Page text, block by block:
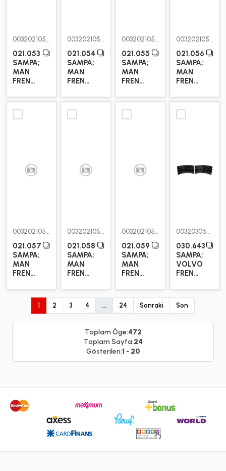
0032021053
021.053
SAMPA;
MAN
FREN
0032021054
021.054
SAMPA;
MAN
FREN
0032021055
021.055
SAMPA;
MAN
FREN
0032021056
021.056
SAMPA;
MAN
FREN
0032021057
021.057
SAMPA;
MAN
FREN
0032021058
021.058
SAMPA;
MAN
FREN
0032021059
021.059
SAMPA;
MAN
FREN
0032030643
030.643
SAMPA;
VOLVO
FREN
SETİ,
FREN
KAMPANASI
1 2 3 4 ... 24 Sonraki Son
Toplam Öge:472
Toplam Sayfa:24
Gösterilen:1 - 20